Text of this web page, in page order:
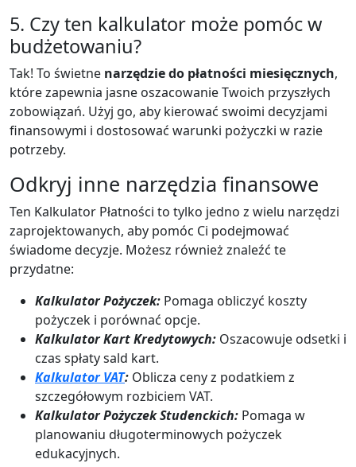
5. Czy ten kalkulator może pomóc w
budżetowaniu?
Tak! To świetne narzędzie do płatności miesięcznych,
które zapewnia jasne oszacowanie Twoich przyszłych
zobowiązań. Użyj go, aby kierować swoimi decyzjami
finansowymi i dostosować warunki pożyczki w razie
potrzeby.
Odkryj inne narzędzia finansowe
Ten Kalkulator Płatności to tylko jedno z wielu narzędzi
zaprojektowanych, aby pomóc Ci podejmować
świadome decyzje. Możesz również znaleźć te
przydatne:
Kalkulator Pożyczek: Pomaga obliczyć koszty
pożyczek i porównać opcje.
Kalkulator Kart Kredytowych: Oszacowuje odsetki i
czas spłaty sald kart.
Kalkulator VAT: Oblicza ceny z podatkiem z
szczegółowym rozbiciem VAT.
Kalkulator Pożyczek Studenckich: Pomaga w
planowaniu długoterminowych pożyczek
edukacyjnych.